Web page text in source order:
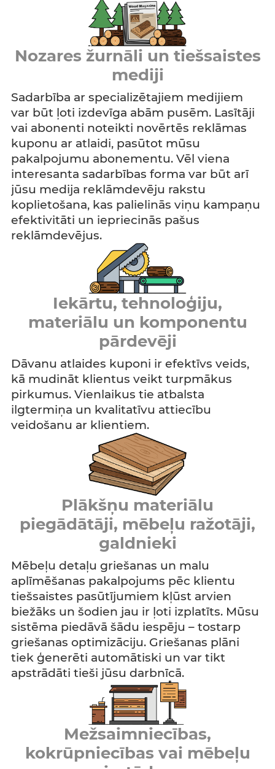
Nozares žurnāli un tiešsaistes
mediji
Sadarbība ar specializētajiem medijiem
var būt ļoti izdevīga abām pusēm. Lasītāji
vai abonenti noteikti novērtēs reklāmas
kuponu ar atlaidi, pasūtot mūsu
pakalpojumu abonementu. Vēl viena
interesanta sadarbības forma var būt arī
jūsu medija reklāmdevēju rakstu
koplietošana, kas palielinās viņu kampaņu
efektivitāti un iepriecinās pašus
reklāmdevējus.
Iekārtu, tehnoloģiju,
materiālu un komponentu
pārdevēji
Dāvanu atlaides kuponi ir efektīvs veids,
kā mudināt klientus veikt turpmākus
pirkumus. Vienlaikus tie atbalsta
ilgtermiņa un kvalitatīvu attiecību
veidošanu ar klientiem.
Plākšņu materiālu
piegādātāji, mēbeļu ražotāji,
galdnieki
Mēbeļu detaļu griešanas un malu
aplīmēšanas pakalpojums pēc klientu
tiešsaistes pasūtījumiem kļūst arvien
biežāks un šodien jau ir ļoti izplatīts. Mūsu
sistēma piedāvā šādu iespēju – tostarp
griešanas optimizāciju. Griešanas plāni
tiek ģenerēti automātiski un var tikt
apstrādāti tieši jūsu darbnīcā.
Mežsaimniecības,
kokrūpniecības vai mēbeļu